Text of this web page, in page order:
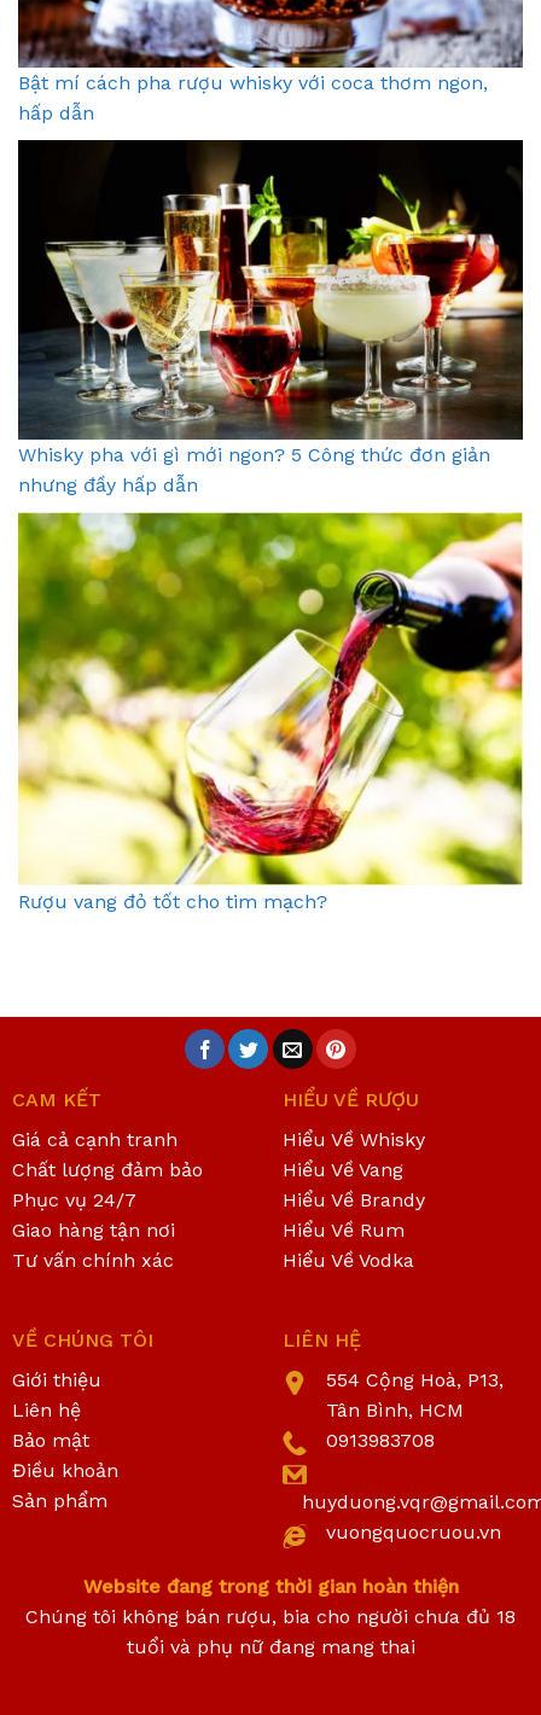
Bật mí cách pha rượu whisky với coca thơm ngon,
hấp dẫn
Whisky pha với gì mới ngon? 5 Công thức đơn giản
nhưng đầy hấp dẫn
Rượu vang đỏ tốt cho tim mạch?
CAM KẾT
Giá cả cạnh tranh
Chất lượng đảm bảo
Phục vụ 24/7
Giao hàng tận nơi
Tư vấn chính xác
HIỂU VỀ RƯỢU
Hiểu Về Whisky
Hiểu Về Vang
Hiểu Về Brandy
Hiểu Về Rum
Hiểu Về Vodka
VỀ CHÚNG TÔI
Giới thiệu
Liên hệ
Bảo mật
Điều khoản
Sản phẩm
LIÊN HỆ
554 Cộng Hoà, P13,
Tân Bình, HCM
0913983708
vuongquocruou.vn
Website đang trong thời gian hoàn thiện
Chúng tôi không bán rượu, bia cho người chưa đủ 18
tuổi và phụ nữ đang mang thai